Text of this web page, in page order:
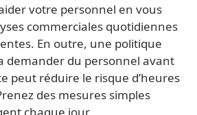
votre personnel en vous
commerciales quotidiennes
En outre, une politique
demander du personnel avant
peut réduire le risque d’heures
des mesures simples
chaque jour.